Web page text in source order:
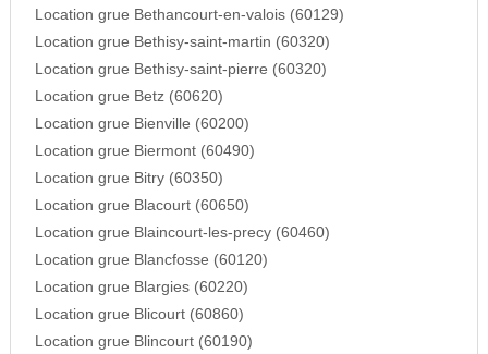
Location grue Bethancourt-en-valois (60129)
Location grue Bethisy-saint-martin (60320)
Location grue Bethisy-saint-pierre (60320)
Location grue Betz (60620)
Location grue Bienville (60200)
Location grue Biermont (60490)
Location grue Bitry (60350)
Location grue Blacourt (60650)
Location grue Blaincourt-les-precy (60460)
Location grue Blancfosse (60120)
Location grue Blargies (60220)
Location grue Blicourt (60860)
Location grue Blincourt (60190)